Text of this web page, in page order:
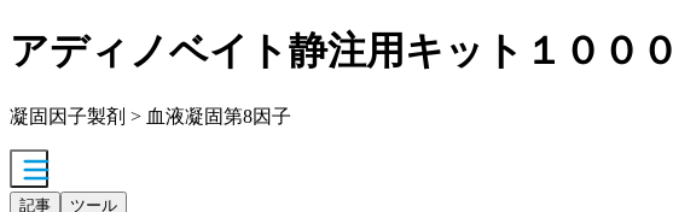
アディノベイト静注用キット１０００
凝固因子製剤 > 血液凝固第8因子
記事 ツール